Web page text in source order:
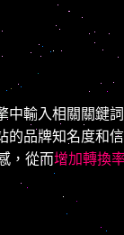
中輸入相關關鍵
的品牌知名度和
，從而增加轉換